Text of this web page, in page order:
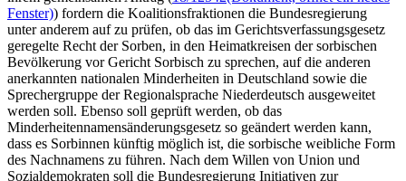
Fenster)) fordern die Koalitionsfraktionen die Bundesregierung
unter anderem auf zu prüfen, ob das im Gerichtsverfassungsgesetz
geregelte Recht der Sorben, in den Heimatkreisen der sorbischen
Bevölkerung vor Gericht Sorbisch zu sprechen, auf die anderen
anerkannten nationalen Minderheiten in Deutschland sowie die
Sprechergruppe der Regionalsprache Niederdeutsch ausgeweitet
werden soll. Ebenso soll geprüft werden, ob das
Minderheitennamensänderungsgesetz so geändert werden kann,
dass es Sorbinnen künftig möglich ist, die sorbische weibliche Form
des Nachnamens zu führen. Nach dem Willen von Union und
Sozialdemokraten soll die Bundesregierung Initiativen zur